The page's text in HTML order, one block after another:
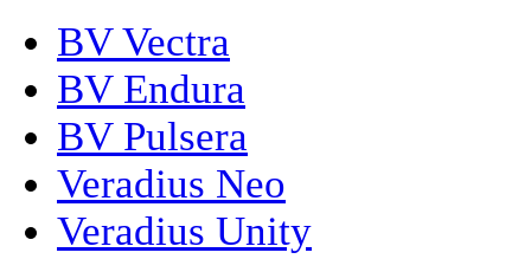
BV Vectra
BV Endura
BV Pulsera
Veradius Neo
Veradius Unity